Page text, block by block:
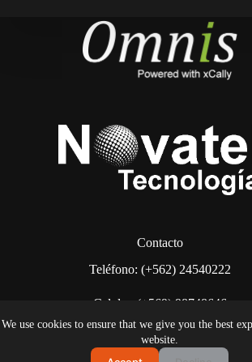
We use cookies to ensure that we give you the best
website.
Contacto
Teléfono: (+562) 24540222
Celular: (+569) 98748646
También puede escribirnos a: